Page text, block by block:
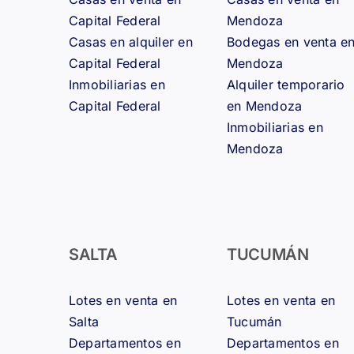
Capital Federal
Casas en alquiler en
Capital Federal
Inmobiliarias en
Capital Federal
Mendoza
Bodegas en venta
Mendoza
Alquiler temporario
en Mendoza
Inmobiliarias en
Mendoza
SALTA
Lotes en venta en
Salta
Departamentos en
TUCUMÁN
Lotes en venta en
Tucumán
Departamentos en